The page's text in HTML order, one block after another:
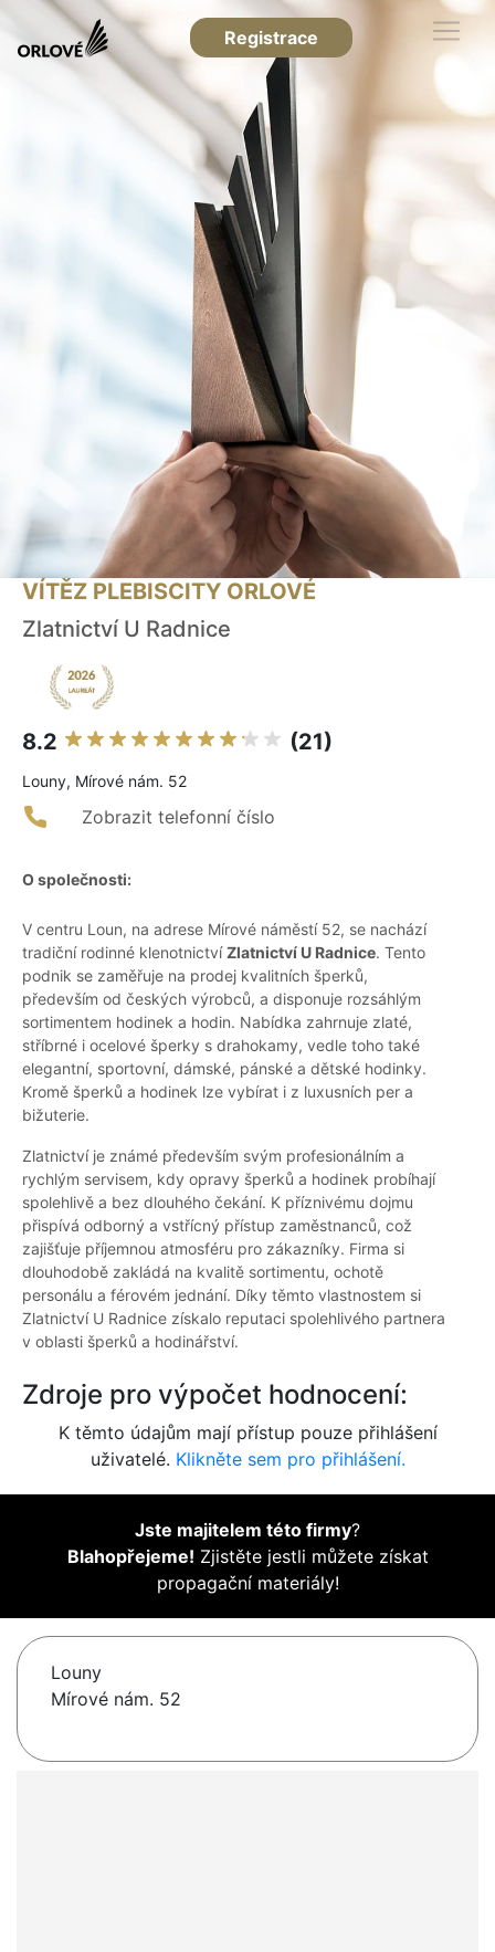
Registrace
VÍTĚZ PLEBISCITY ORLOVÉ
Zlatnictví U Radnice
8.2 (21)
Louny, Mírové nám. 52
Zobrazit telefonní číslo
O společnosti:
V centru Loun, na adrese Mírové náměstí 52, se nachází
tradiční rodinné klenotnictvíZlatnictví U Radnice. Tento
podnik se zaměřuje na prodej kvalitních šperků,
především od českých výrobců, a disponuje rozsáhlým
sortimentem hodinek a hodin. Nabídka zahrnuje zlaté,
stříbrné i ocelové šperky s drahokamy, vedle toho také
elegantní, sportovní, dámské, pánské a dětské hodinky.
Kromě šperků a hodinek lze vybírat i z luxusních per a
bižuterie.
Zlatnictví je známé především svým profesionálním a
rychlým servisem, kdy opravy šperků a hodinek probíhají
spolehlivě a bez dlouhého čekání. K příznivému dojmu
přispívá odborný a vstřícný přístup zaměstnanců, což
zajišťuje příjemnou atmosféru pro zákazníky. Firma si
dlouhodobě zakládá na kvalitě sortimentu, ochotě
personálu a férovém jednání. Díky těmto vlastnostem si
Zlatnictví U Radnice získalo reputaci spolehlivého partnera
v oblasti šperků a hodinářství.
Zdroje pro výpočet hodnocení:
K těmto údajům mají přístup pouze přihlášení
uživatelé. Klikněte sem pro přihlášení.
Jste majitelem této firmy?
Blahopřejeme! Zjistěte jestli můžete získat
propagační materiály!
Louny
Mírové nám. 52